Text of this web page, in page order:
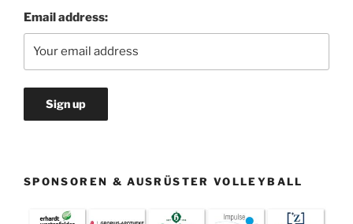
Email address:
SPONSOREN & AUSRÜSTER VOLLEYBALL